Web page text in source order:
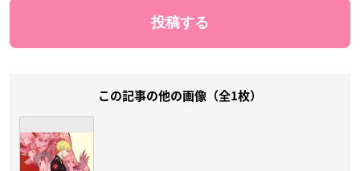
この記事の他の画像（全1枚）